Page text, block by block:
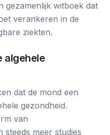
gezamenlijk witboek dat
verankeren in de
ziekten.
algehele
dat de mond een
gezondheid.
van
steeds meer studies